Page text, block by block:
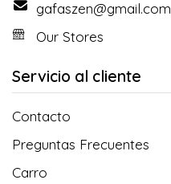
gafaszen@gmail.com
Our Stores
Servicio al cliente
Contacto
Preguntas Frecuentes
Carro